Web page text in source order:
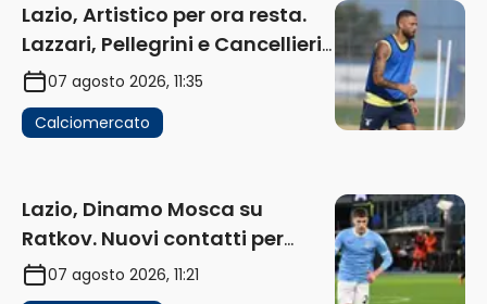
Lazio, Artistico per ora resta.
Lazzari, Pellegrini e Cancellieri
in uscita
07 agosto 2026, 11:35
Calciomercato
Lazio, Dinamo Mosca su
Ratkov. Nuovi contatti per
Pinamonti
07 agosto 2026, 11:21